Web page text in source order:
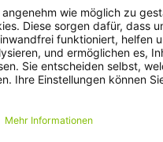
2026 moosobjekt.de